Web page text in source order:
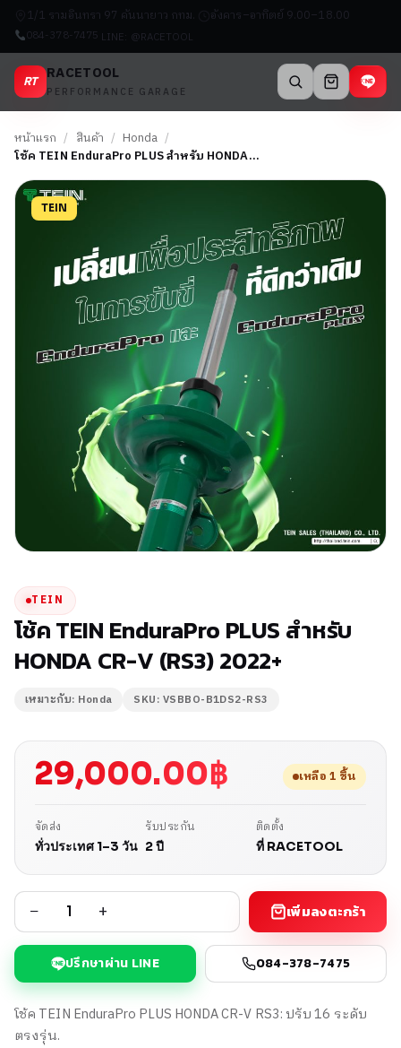
1/1 รามอินทรา 97 คันนายาว กทม. อังคาร–อาทิตย์ 9.00–18.00
084-378-7475 LINE: @RACETOOL
RT RACETOOL
PERFORMANCE GARAGE
หน้าแรก / สินค้า / Honda /
โช้ค TEIN EnduraPro PLUS สำหรับ HONDA…
TEIN
TEIN
โช้ค TEIN EnduraPro PLUS สำหรับ
HONDA CR-V (RS3) 2022+
เหมาะกับ: Honda SKU: VSBBO-B1DS2-RS3
29,000.00฿ เหลือ 1 ชิ้น
จัดส่ง
ทั่วประเทศ 1–3 วัน
รับประกัน
2 ปี
ติดตั้ง
ที่ RACETOOL
− + เพิ่มลงตะกร้า
ปรึกษาผ่าน LINE 084-378-7475
โช้ค TEIN EnduraPro PLUS HONDA CR-V RS3: ปรับ 16 ระดับ
ตรงรุ่น.